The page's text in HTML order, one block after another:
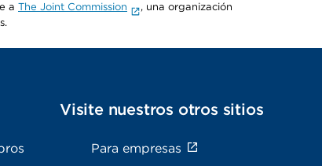
a The Joint Commission
, una organización
Visite nuestros otros sitios
Para empresas